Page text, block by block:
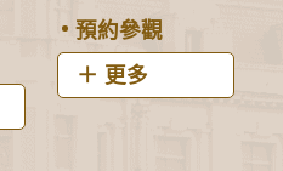
預約參觀
更多